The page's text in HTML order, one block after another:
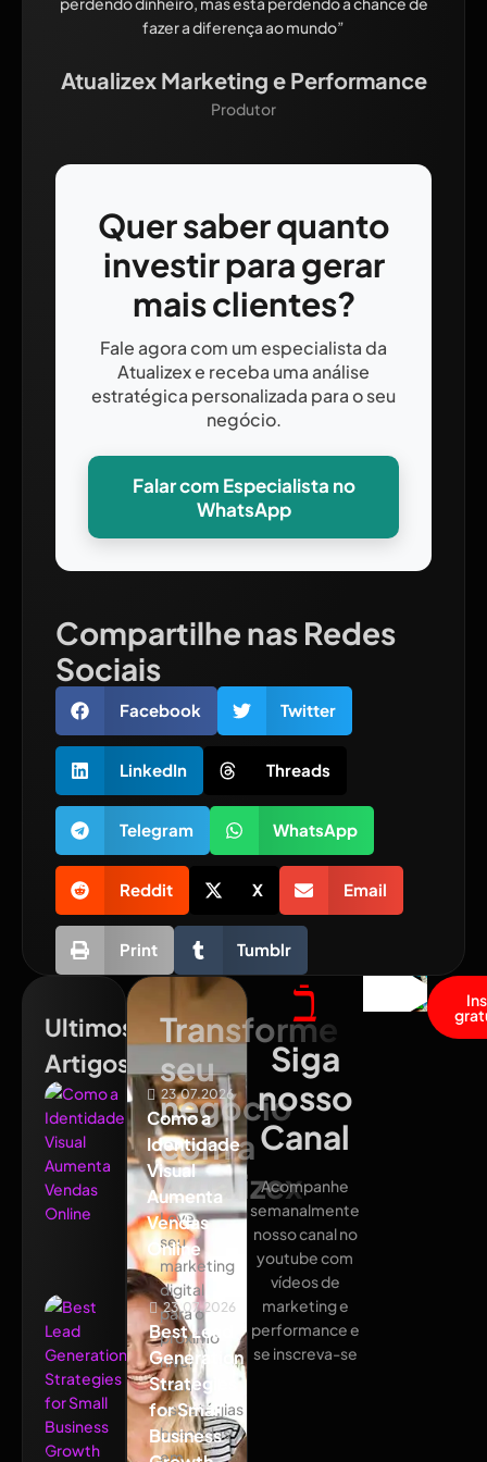
Ultimos
Artigos
23.07.2026
Como a
Identidade
Visual
Aumenta
Vendas
Online
23.07.2026
Best Lead
Generation
Strategies
for Small
Business
Transforme
seu
negócio
com a
Atualizex
Leve
seu
marketing
digital
para o
próximo
nível
com
estratégias
baseadas
em
Siga
nosso
Canal
Acompanhe
semanalmente
nosso canal no
youtube com
vídeos de
marketing e
performance e
se inscreva-se
fazer a diferença ao mundo”
Atualizex Marketing e Performance
Produtor
Quer saber quanto
investir para gerar
mais clientes?
Fale agora com um especialista da
Atualizex e receba uma análise
estratégica personalizada para o seu
negócio.
Falar com Especialista no
WhatsApp
Compartilhe nas Redes
Sociais
Facebook Twitter
LinkedIn Threads
Telegram WhatsApp
Reddit X Email
Print Tumblr